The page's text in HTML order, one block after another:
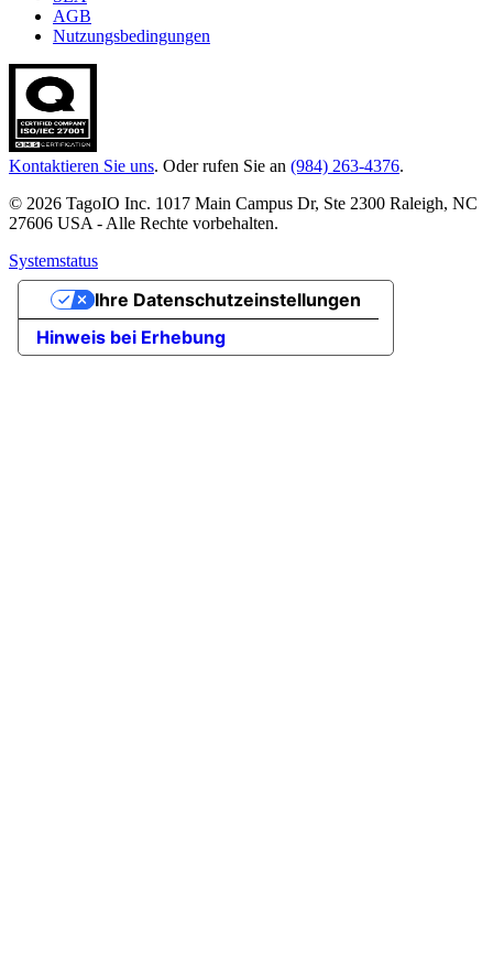
AGB
Nutzungsbedingungen
Kontaktieren Sie uns. Oder rufen Sie an (984) 263-4376.
© 2026 TagoIO Inc. 1017 Main Campus Dr, Ste 2300 Raleigh, NC
27606 USA - Alle Rechte vorbehalten.
Systemstatus
Hinweis bei Erhebung
Ihre Datenschutzeinstellungen